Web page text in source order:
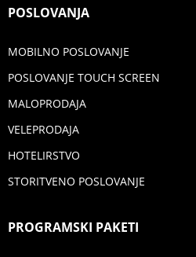
POSLOVANJA
MOBILNO POSLOVANJE
POSLOVANJE TOUCH SCREEN
MALOPRODAJA
VELEPRODAJA
HOTELIRSTVO
STORITVENO POSLOVANJE
PROGRAMSKI PAKETI